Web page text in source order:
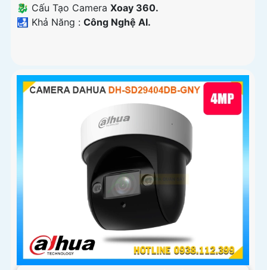
🐉️ Cấu Tạo Camera Xoay 360.
️🛃 Khả Năng : Công Nghệ AI.